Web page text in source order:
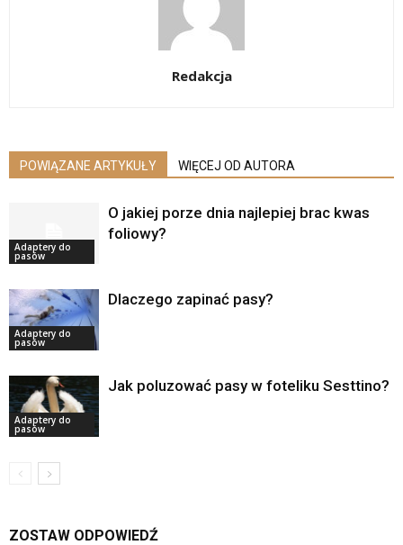
Redakcja
POWIĄZANE ARTYKUŁY WIĘCEJ OD AUTORA
Adaptery do
pasów
O jakiej porze dnia najlepiej brac kwas
foliowy?
Adaptery do
pasów
Dlaczego zapinać pasy?
Adaptery do
pasów
Jak poluzować pasy w foteliku Sesttino?
ZOSTAW ODPOWIEDŹ